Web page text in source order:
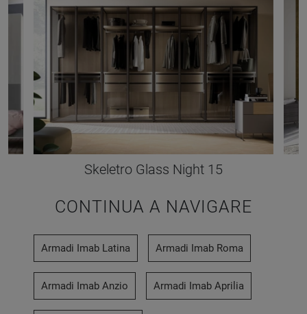
Skeletro Glass Night 15
CONTINUA A NAVIGARE
Armadi Imab Latina Armadi Imab Roma
Armadi Imab Anzio Armadi Imab Aprilia